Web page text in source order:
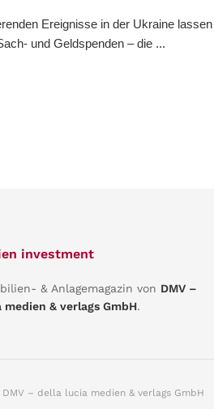
Ereignisse in der Ukraine
und Geldspenden – die ...
investment
& Anlagemagazin von DMV –
& verlags GmbH.
– della lucia medien & verlags GmbH